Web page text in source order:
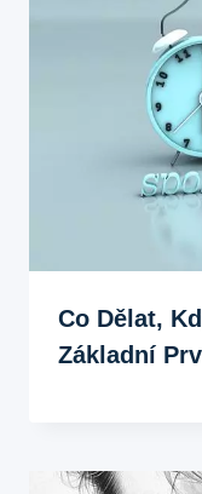
Co Dělat,
Základní